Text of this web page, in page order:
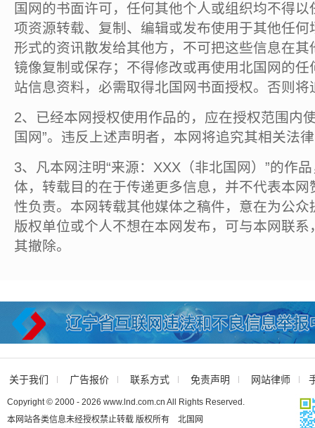
国网的书面许可，任何其他个人或组织均不得
项资源转载、复制、编辑或发布使用于其他任
形式的资讯散发给其他方，不可把这些信息在
镜像复制或保存；不得修改或再使用北国网的
站信息资料，必需取得北国网书面授权。否则将
2、已经本网授权使用作品的，应在授权范围内
国网”。违反上述声明者，本网将追究其相关法
3、凡本网注明“来源：XXX（非北国网）”的作
体，转载目的在于传递更多信息，并不代表本
性负责。本网转载其他媒体之稿件，意在为公
版权单位或个人不想在本网发布，可与本网联
其撤除。
关于我们 广告报价 联系方式 免责声明 网站律师
Copyright © 2000 - 2026 www.lnd.com.cn All Rights Reserved.
本网站各类信息未经授权禁止转载 版权所有 北国网